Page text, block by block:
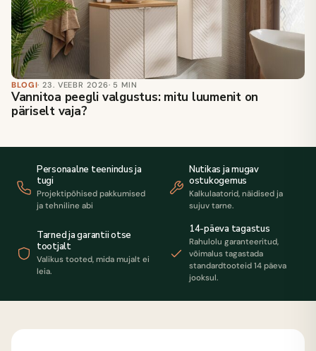
BLOGI· 23. VEEBR 2026· 5 MIN
Vannitoa peegli valgustus: mitu luumenit on
päriselt vaja?
Personaalne teenindus ja
tugi
Projektipõhised pakkumised
ja tehniline abi
Nutikas ja mugav
ostukogemus
Kalkulaatorid, näidised ja
sujuv tarne.
Tarned ja garantii otse
tootjalt
Valikus tooted, mida mujalt ei
leia.
14-päeva tagastus
Rahulolu garanteeritud,
võimalus tagastada
standardtooteid 14 päeva
jooksul.